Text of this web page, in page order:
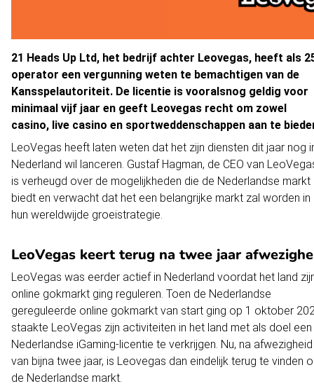
21 Heads Up Ltd, het bedrijf achter Leovegas, heeft als
operator een vergunning weten te bemachtigen van de
Kansspelautoriteit. De licentie is vooralsnog geldig voor
minimaal vijf jaar en geeft Leovegas recht om zowel
casino, live casino en sportweddenschappen aan te
LeoVegas heeft laten weten dat het zijn diensten dit jaar nog
Nederland wil lanceren. Gustaf Hagman, de CEO van
is verheugd over de mogelijkheden die de Nederlandse markt
biedt en verwacht dat het een belangrijke markt zal worden in
hun wereldwijde groeistrategie.
LeoVegas keert terug na twee jaar
LeoVegas was eerder actief in Nederland voordat het land
online gokmarkt ging reguleren. Toen de Nederlandse
gereguleerde online gokmarkt van start ging op 1 oktober
staakte LeoVegas zijn activiteiten in het land met als doel een
Nederlandse iGaming-licentie te verkrijgen. Nu, na afwezigheid
van bijna twee jaar, is Leovegas dan eindelijk terug te vinden
de Nederlandse markt.